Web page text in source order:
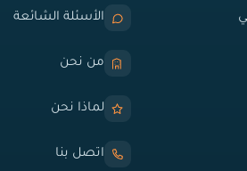
الأسئلة الشائعة
من نحن
لماذا نحن
اتصل بنا